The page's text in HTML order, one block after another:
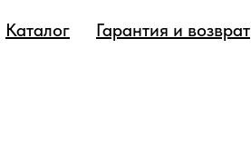
Каталог Гарантия и возврат